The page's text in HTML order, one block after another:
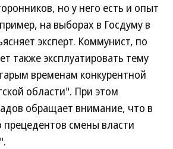
но у него есть и опыт
на выборах в Госдуму в
эксперт. Коммунист, по
также эксплуатировать тему
временам конкурентной
области". При этом
обращает внимание, что в
смены власти